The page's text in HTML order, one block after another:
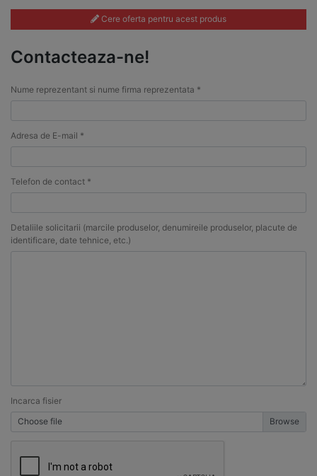
Cere oferta pentru acest produs
Contacteaza-ne!
Nume reprezentant si nume firma reprezentata *
Adresa de E-mail *
Telefon de contact *
Detaliile solicitarii (marcile produselor, denumireile produselor, placute de
identificare, date tehnice, etc.)
Incarca fisier
Choose file